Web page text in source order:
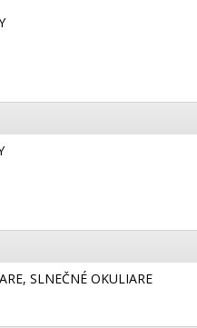
SLNEČNÉ OKULIARE